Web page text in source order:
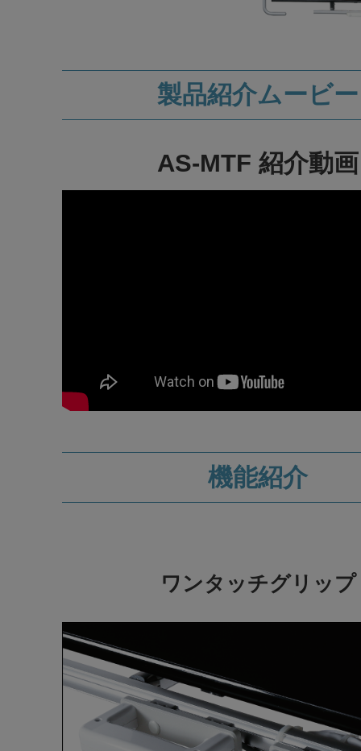
製品紹介ムービー
AS-MTF 紹介動画
機能紹介
ワンタッチグリップ